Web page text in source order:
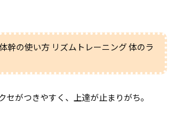
幹の使い方 リズムトレーニング 体のラ
セがつきやすく、上達が止まりがち。